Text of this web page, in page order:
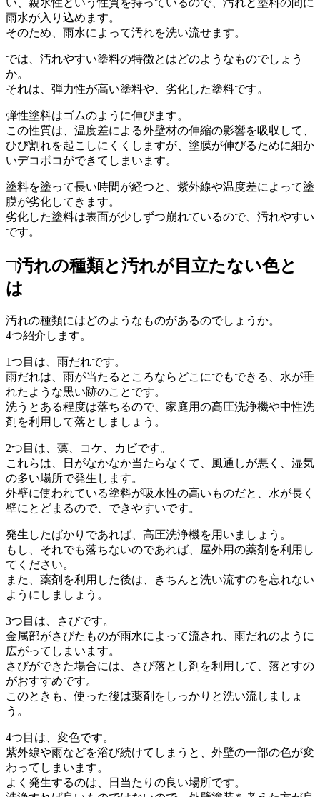
雨水が入り込めます。
そのため、雨水によって汚れを洗い流せます。
では、汚れやすい塗料の特徴とはどのようなものでしょう
か。
それは、弾力性が高い塗料や、劣化した塗料です。
弾性塗料はゴムのように伸びます。
この性質は、温度差による外壁材の伸縮の影響を吸収して、
ひび割れを起こしにくくしますが、塗膜が伸びるために細か
いデコボコができてしまいます。
塗料を塗って長い時間が経つと、紫外線や温度差によって塗
膜が劣化してきます。
劣化した塗料は表面が少しずつ崩れているので、汚れやすい
です。
□汚れの種類と汚れが目立たない色と
は
汚れの種類にはどのようなものがあるのでしょうか。
4つ紹介します。
1つ目は、雨だれです。
雨だれは、雨が当たるところならどこにでもできる、水が垂
れたような黒い跡のことです。
洗うとある程度は落ちるので、家庭用の高圧洗浄機や中性洗
剤を利用して落としましょう。
2つ目は、藻、コケ、カビです。
これらは、日がなかなか当たらなくて、風通しが悪く、湿気
の多い場所で発生します。
外壁に使われている塗料が吸水性の高いものだと、水が長く
壁にとどまるので、できやすいです。
発生したばかりであれば、高圧洗浄機を用いましょう。
もし、それでも落ちないのであれば、屋外用の薬剤を利用し
てください。
また、薬剤を利用した後は、きちんと洗い流すのを忘れない
ようにしましょう。
3つ目は、さびです。
金属部がさびたものが雨水によって流され、雨だれのように
広がってしまいます。
さびができた場合には、さび落とし剤を利用して、落とすの
がおすすめです。
このときも、使った後は薬剤をしっかりと洗い流しましょ
う。
4つ目は、変色です。
紫外線や雨などを浴び続けてしまうと、外壁の一部の色が変
わってしまいます。
よく発生するのは、日当たりの良い場所です。